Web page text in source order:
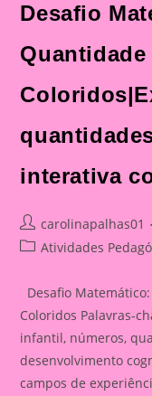
Desafio
interativa
Post
author:
carolinapalhas01
PostAtividades
Desafio
Coloridos Palavras-
infantil, números,
desenvolvimento
campos de